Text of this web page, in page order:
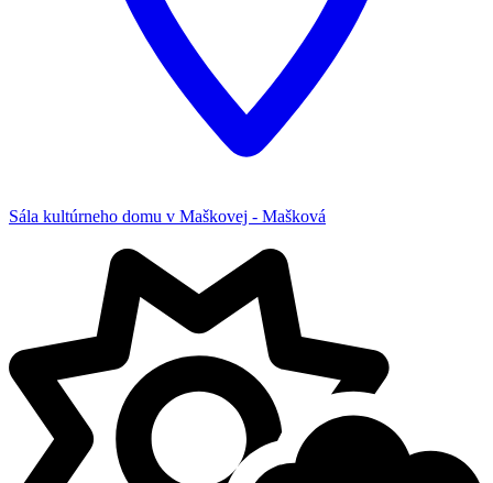
Sála kultúrneho domu v Maškovej - Mašková